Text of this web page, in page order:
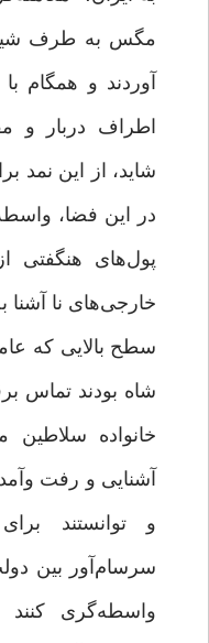
مگس به طرف
آوردند و همگام
اطراف دربار و
شاید، از این نمد
در این فضا،
پول‌های هنگفتی
خارجی‌های نا آشنا
سطح بالایی که
شاه بودند تماس
خانواده سلاطین
آشنایی و رفت
و توانستند
سرسام‌آور بین
واسطه‌گری